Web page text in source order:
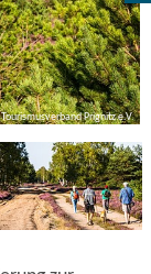
Prignitz e.V.